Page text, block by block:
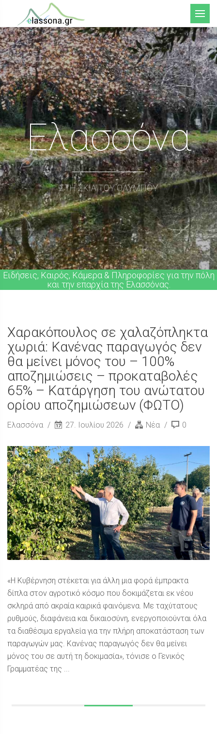
Μενού
Ελασσόνα
ΣΤΗ ΣΚΙΑ ΤΟΥ ΟΛΥΜΠΟΥ
Ειδήσεις, Καιρός, Κάμερα & Πληροφορίες για την πόλη
και την επαρχία της Ελασσόνας.
Χαρακόπουλος σε χαλαζόπληκτα
χωριά: Κανένας παραγωγός δεν
θα μείνει μόνος του – 100%
αποζημιώσεις – προκαταβολές
65% – Κατάργηση του ανώτατου
ορίου αποζημιώσεων (ΦΩΤΟ)
Ελασσόνα 27. Ιουλίου 2026 Νέα 0
«Η Κυβέρνηση στέκεται για άλλη μια φορά έμπρακτα
δίπλα στον αγροτικό κόσμο που δοκιμάζεται εκ νέου
σκληρά από ακραία καιρικά φαινόμενα. Με ταχύτατους
ρυθμούς, διαφάνεια και δικαιοσύνη, ενεργοποιούνται όλα
τα διαθέσιμα εργαλεία για την πλήρη αποκατάσταση των
παραγωγών μας. Κανένας παραγωγός δεν θα μείνει
μόνος του σε αυτή τη δοκιμασία», τόνισε ο Γενικός
Γραμματέας της ...